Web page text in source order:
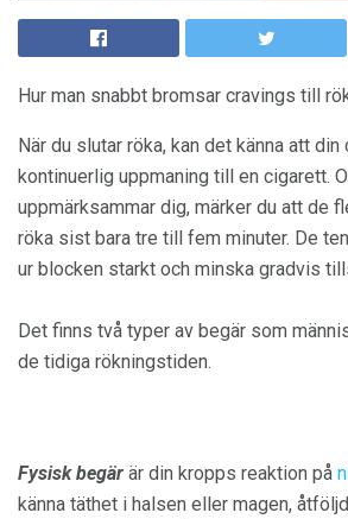
Hur man snabbt bromsar cravings till
När du slutar röka, kan det känna att din
kontinuerlig uppmaning till en cigarett.
uppmärksammar dig, märker du att de
röka sist bara tre till fem minuter. De
ur blocken starkt och minska gradvis
Det finns två typer av begär som
de tidiga rökningstiden.
Fysisk begär är din kropps reaktion på
känna täthet i halsen eller magen,